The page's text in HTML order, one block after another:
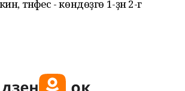
- көндөҙгө 1-ҙән 2-гә